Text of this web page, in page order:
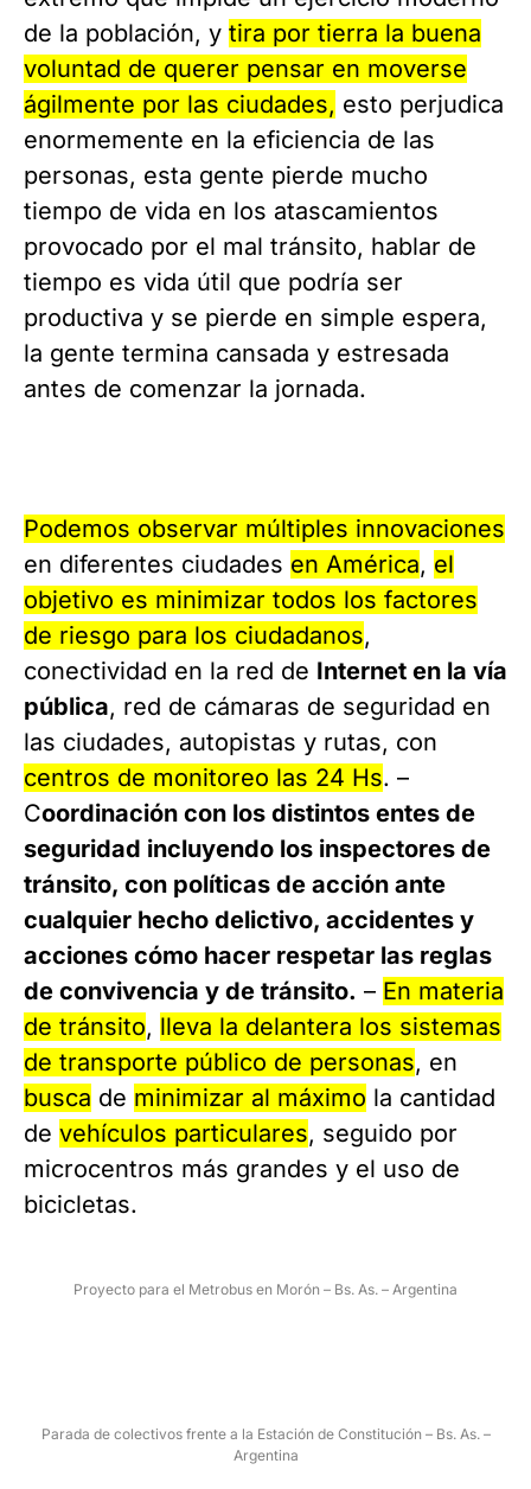
de la población, y tira por tierra la buena
voluntad de querer pensar en moverse
ágilmente por las ciudades, esto perjudica
enormemente en la eficiencia de las
personas, esta gente pierde mucho
tiempo de vida en los atascamientos
provocado por el mal tránsito, hablar de
tiempo es vida útil que podría ser
productiva y se pierde en simple espera,
la gente termina cansada y estresada
antes de comenzar la jornada.
Podemos observar múltiples innovaciones
en diferentes ciudades en América, el
objetivo es minimizar todos los factores
de riesgo para los ciudadanos,
conectividad en la red de Internet en la vía
pública, red de cámaras de seguridad en
las ciudades, autopistas y rutas, con
centros de monitoreo las 24 Hs. –
Coordinación con los distintos entes de
seguridad incluyendo los inspectores de
tránsito, con políticas de acción ante
cualquier hecho delictivo, accidentes y
acciones cómo hacer respetar las reglas
de convivencia y de tránsito. – En materia
de tránsito, lleva la delantera los sistemas
de transporte público de personas, en
busca de minimizar al máximo la cantidad
de vehículos particulares, seguido por
microcentros más grandes y el uso de
bicicletas.
Proyecto para el Metrobus en Morón – Bs. As. – Argentina
Parada de colectivos frente a la Estación de Constitución – Bs. As. –
Argentina